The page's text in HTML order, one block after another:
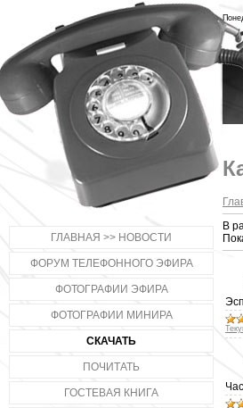
ГЛАВНАЯ >> НОВОСТИ
ФОРУМ ТЕЛЕФОННОГО ЭФИРА
ФОТОГРАФИИ ЭФИРА
ФОТОГРАФИИ МИНИРА
СКАЧАТЬ
ПОЧИТАТЬ
ГОСТЕВАЯ КНИГА
В